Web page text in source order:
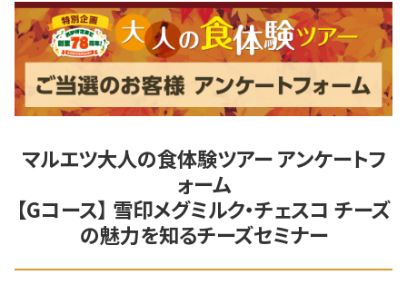
マルエツ大人の食体験ツアー アンケートフ
ォーム
【Gコース】 雪印メグミルク・チェスコ チーズ
の魅力を知るチーズセミナー